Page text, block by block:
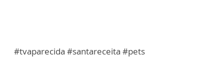
#tvaparecida #santareceita #pets